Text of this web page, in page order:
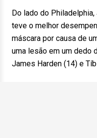
Do lado do
teve o melhor
máscara por causa de
uma lesão em um dedo
James Harden (14) e